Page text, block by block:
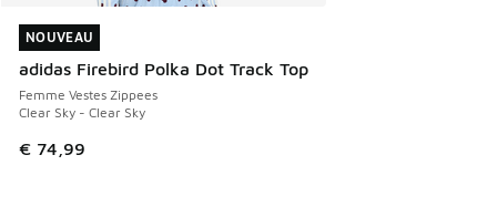
NOUVEAU
adidas Firebird Polka Dot Track Top
Femme Vestes Zippees
Clear Sky - Clear Sky
€ 74,99
NOUVEAU